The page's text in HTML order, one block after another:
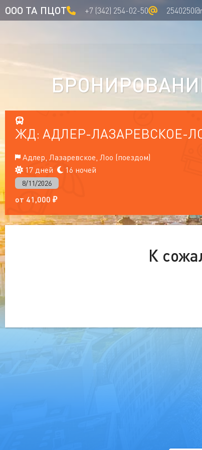
ООО ТА ПЦОТ +7 (342) 254-02-50
ЖД: АДЛЕР-ЛАЗАРЕВСКОЕ-
Адлер, Лазаревское, Лоо (поездом)
17 дней
16 ночей
8/11/2026
от 41,000 ₽
К